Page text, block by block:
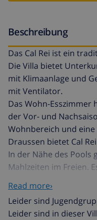
Beschreibung
Das Cal Rei ist ein
Die Villa bietet
mit Klimaanlage und
mit Ventilator.
Das Wohn-
der Vor- und
Wohnbereich und
Draussen bietet Cal
In der Nähe des
Mahlzeiten im Freien.
Read more›
Leider sind
Leider sind in dieser